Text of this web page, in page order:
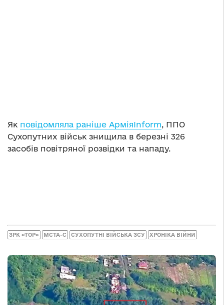
Як повідомляла раніше АрміяInform, ППО
Сухопутних військ знищила в березні 326
засобів повітряної розвідки та нападу.
ЗРК «ТОР» МСТА-С СУХОПУТНІ ВІЙСЬКА ЗСУ ХРОНІКА ВІЙНИ